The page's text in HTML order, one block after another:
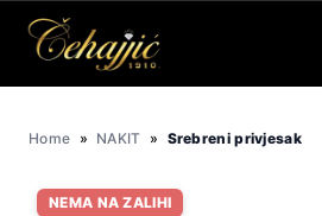
Home » NAKIT » Srebreni privjesak
NEMA NA ZALIHI